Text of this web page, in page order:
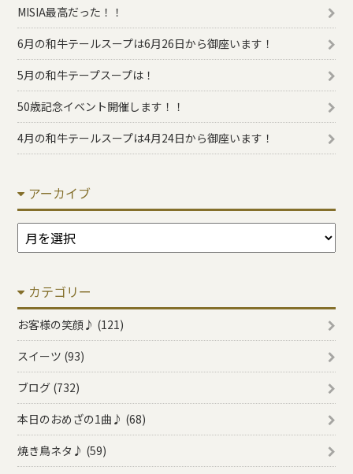
MISIA最高だった！！
6月の和牛テールスープは6月26日から御座います！
5月の和牛テープスープは！
50歳記念イベント開催します！！
4月の和牛テールスープは4月24日から御座います！
アーカイブ
ア
ー
イ
ブ
カテゴリー
お客様の笑顔♪ (121)
スイーツ (93)
ブログ (732)
本日のおめざの1曲♪ (68)
焼き鳥ネタ♪ (59)